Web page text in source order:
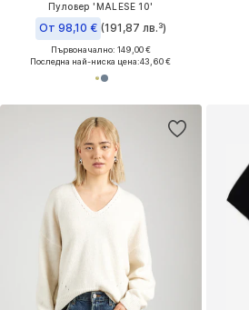
Пуловер 'MALESE 10'
От 98,10 € (191,87 лв.³)
Първоначално: 149,00 €
Последна най-ниска цена:43,60 €